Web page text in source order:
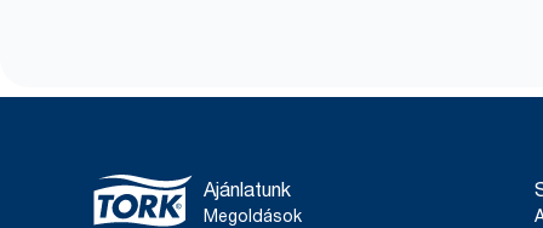
Ajánlatunk
Megoldások